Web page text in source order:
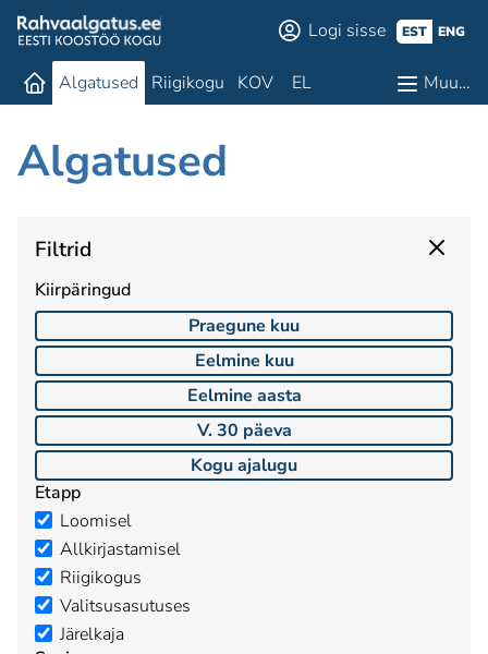
Logi sisse EST ENG
Algatused Riigikogu KOV EL Muu…
Algatused
Filtrid
Kiirpäringud
Praegune kuu
Eelmine kuu
Eelmine aasta
V. 30 päeva
Kogu ajalugu
Etapp
Loomisel
Allkirjastamisel
Riigikogus
Valitsusasutuses
Järelkaja